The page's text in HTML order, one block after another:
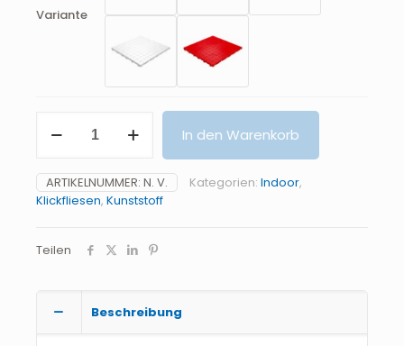
Variante
Menge
In den Warenkorb
ARTIKELNUMMER: N. V. Kategorien: Indoor,
Klickfliesen, Kunststoff
Teilen
Beschreibung